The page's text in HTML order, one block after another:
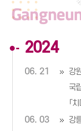
2024
06. 21
강
국
「
06. 03
강